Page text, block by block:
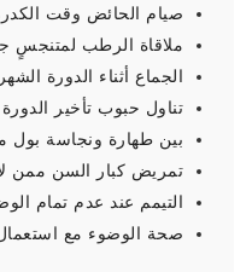
صيام الحائض وقت
ملاقاة الرطب لمتنجسٍ
الجماع أثناء الدورة
تناول حبوب تأخير
بين طهارة ونجاسة بول
تمريض كبار السن ممن
التيمم عند عدم تمام
صحة الوضوء مع استعمال